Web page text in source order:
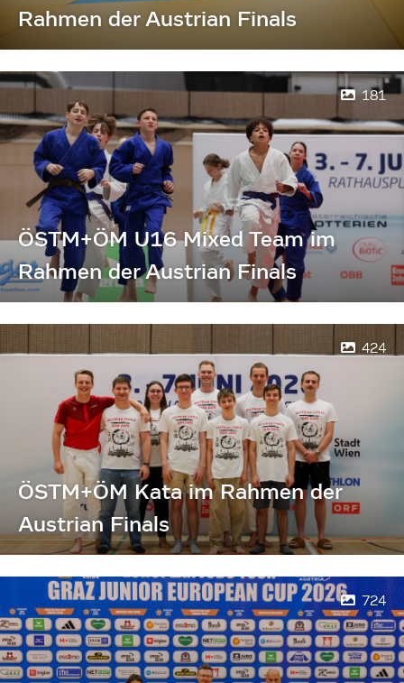
Rahmen der Austrian Finals
181
ÖSTM+ÖM U16 Mixed Team im
Rahmen der Austrian Finals
424
ÖSTM+ÖM Kata im Rahmen der
Austrian Finals
724